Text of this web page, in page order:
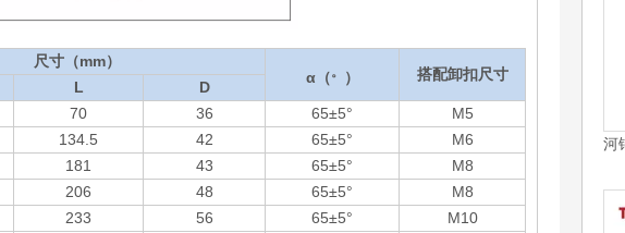
尺寸（mm）
α（。 ） 搭配卸扣尺寸
L
D
70
36 65±5°
M5
134.5
42 65±5°
M6
181
43 65±5°
M8
206
48 65±5°
M8
233
56 65±5°
M10